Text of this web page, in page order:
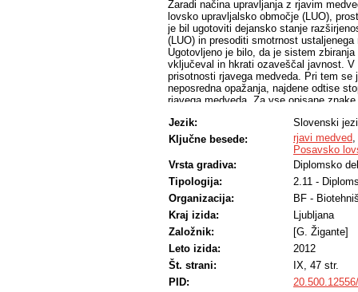
Zaradi načina upravljanja z rjavim
lovsko upravljalsko območje (LUO),
je bil ugotoviti dejansko stanje
(LUO) in presoditi smotrnost
Ugotovljeno je bilo, da je sistem
vključeval in hkrati ozaveščal javnost.
prisotnosti rjavega medveda. Pri tem
neposredna opažanja, najdene odtise
rjavega medveda. Za vse opisane
fotodokumentacija. Rezultati so
rjavega medveda v Posavskem LUO v
se je tudi število srečanj in konfliktov
največ znakov prisotnosti zbranih na
območje prisotnosti medveda je
Jezik:
Slovenski
Ključne besede:
rjavi medved,
Posavsko
Vrsta gradiva:
Diplomsko
Tipologija:
2.11 -
Organizacija:
BF -
Kraj izida:
Ljubljana
Založnik:
[G. Žigante]
Leto izida:
2012
Št. strani:
IX, 47 str.
PID: